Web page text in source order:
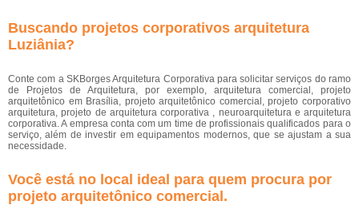
Buscando projetos corporativos arquitetura
Luziânia?
Conte com a SKBorges Arquitetura Corporativa para solicitar serviços do ramo
de Projetos de Arquitetura, por exemplo, arquitetura comercial, projeto
arquitetônico em Brasília, projeto arquitetônico comercial, projeto corporativo
arquitetura, projeto de arquitetura corporativa , neuroarquitetura e arquitetura
corporativa. A empresa conta com um time de profissionais qualificados para o
serviço, além de investir em equipamentos modernos, que se ajustam a sua
necessidade.
Você está no local ideal para quem procura por
projeto arquitetônico comercial.